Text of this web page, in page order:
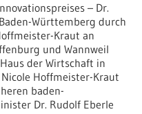
– Dr.
Württemberg durch
Kraut an
und Wannweil
der Wirtschaft in
Hoffmeister-Kraut
baden-
Dr. Rudolf Eberle